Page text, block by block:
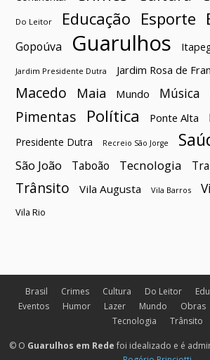
Do Leitor Educação Esporte
Gopoúva Guarulhos
Jardim Presidente Dutra Jardim Rosa de
Macedo
Maia Mundo Música
Pimentas Política Ponte Alta
Presidente Dutra Recreio São Jorge
São João Taboão Tecnologia
Trânsito Vila Augusta Vila Barros
Vila Rio
Brasil Crimes Cultura Do Leitor
Eventos
Humor Lazer Mundo Obras
Tecnologia
Trânsito
© O Guarulhos em Rede foi idealizado e é